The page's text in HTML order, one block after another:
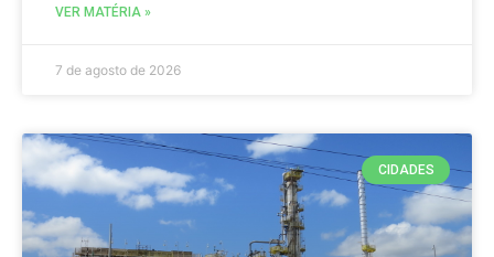
VER MATÉRIA »
7 de agosto de 2026
CIDADES